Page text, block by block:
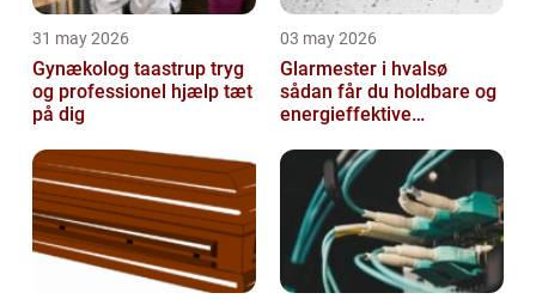
31 may 2026
Gynækolog taastrup tryg
og professionel hjælp tæt
på dig
03 may 2026
Glarmester i hvalsø
sådan får du holdbare og
energieffektive